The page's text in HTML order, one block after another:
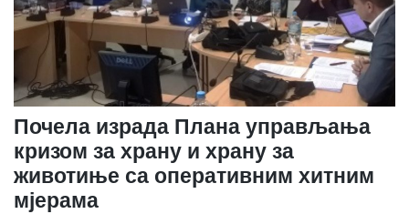
Почела израда Плана управљања
кризом за храну и храну за
животиње са оперативним хитним
мјерама